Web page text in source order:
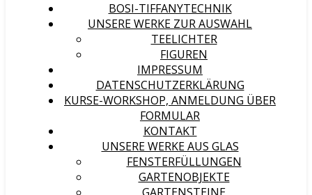
BOSI-TIFFANYTECHNIK
UNSERE WERKE ZUR AUSWAHL
TEELICHTER
FIGUREN
IMPRESSUM
DATENSCHUTZERKLÄRUNG
KURSE-WORKSHOP, ANMELDUNG ÜBER
FORMULAR
KONTAKT
UNSERE WERKE AUS GLAS
FENSTERFÜLLUNGEN
GARTENOBJEKTE